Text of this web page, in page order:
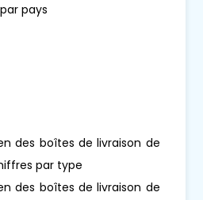
pays
des boîtes de livraison de
par type
des boîtes de livraison de